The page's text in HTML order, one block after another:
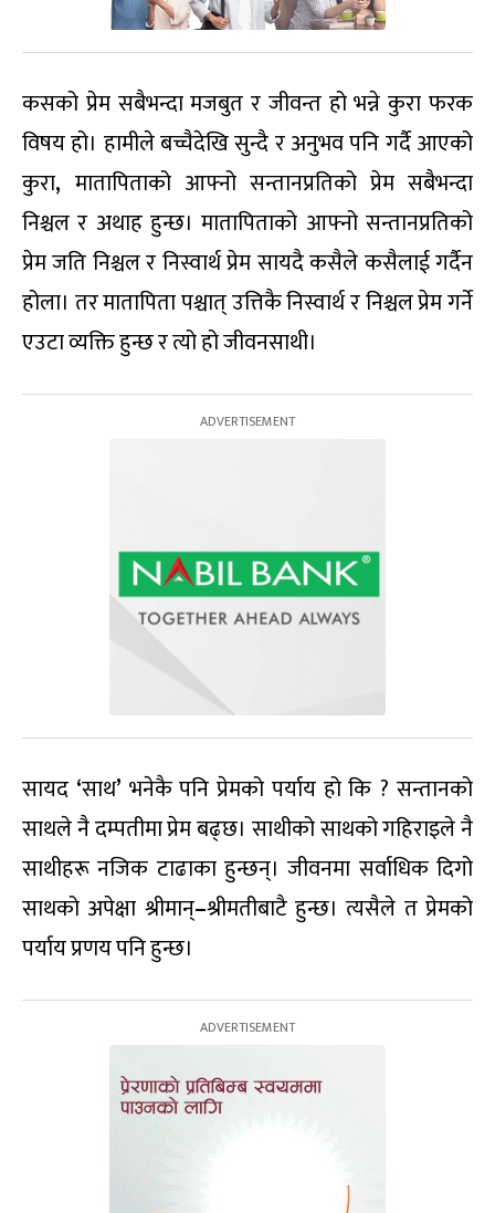
कसको प्रेम सबैभन्दा मजबुत र जीवन्त हो भन्ने कुरा फरक
विषय हो। हामीले बच्चैदेखि सुन्दै र अनुभव पनि गर्दै आएको
कुरा, मातापिताको आफ्नो सन्तानप्रतिको प्रेम सबैभन्दा
निश्चल र अथाह हुन्छ। मातापिताको आफ्नो सन्तानप्रतिको
प्रेम जति निश्चल र निस्वार्थ प्रेम सायदै कसैले कसैलाई गर्दैन
होला। तर मातापिता पश्चात् उत्तिकै निस्वार्थ र निश्चल प्रेम गर्ने
एउटा व्यक्ति हुन्छ र त्यो हो जीवनसाथी।
सायद ‘साथ’ भनेकै पनि प्रेमको पर्याय हो कि ? सन्तानको
साथले नै दम्पतीमा प्रेम बढ्छ। साथीको साथको गहिराइले नै
साथीहरू नजिक टाढाका हुन्छन्। जीवनमा सर्वाधिक दिगो
साथको अपेक्षा श्रीमान्–श्रीमतीबाटै हुन्छ। त्यसैले त प्रेमको
पर्याय प्रणय पनि हुन्छ।